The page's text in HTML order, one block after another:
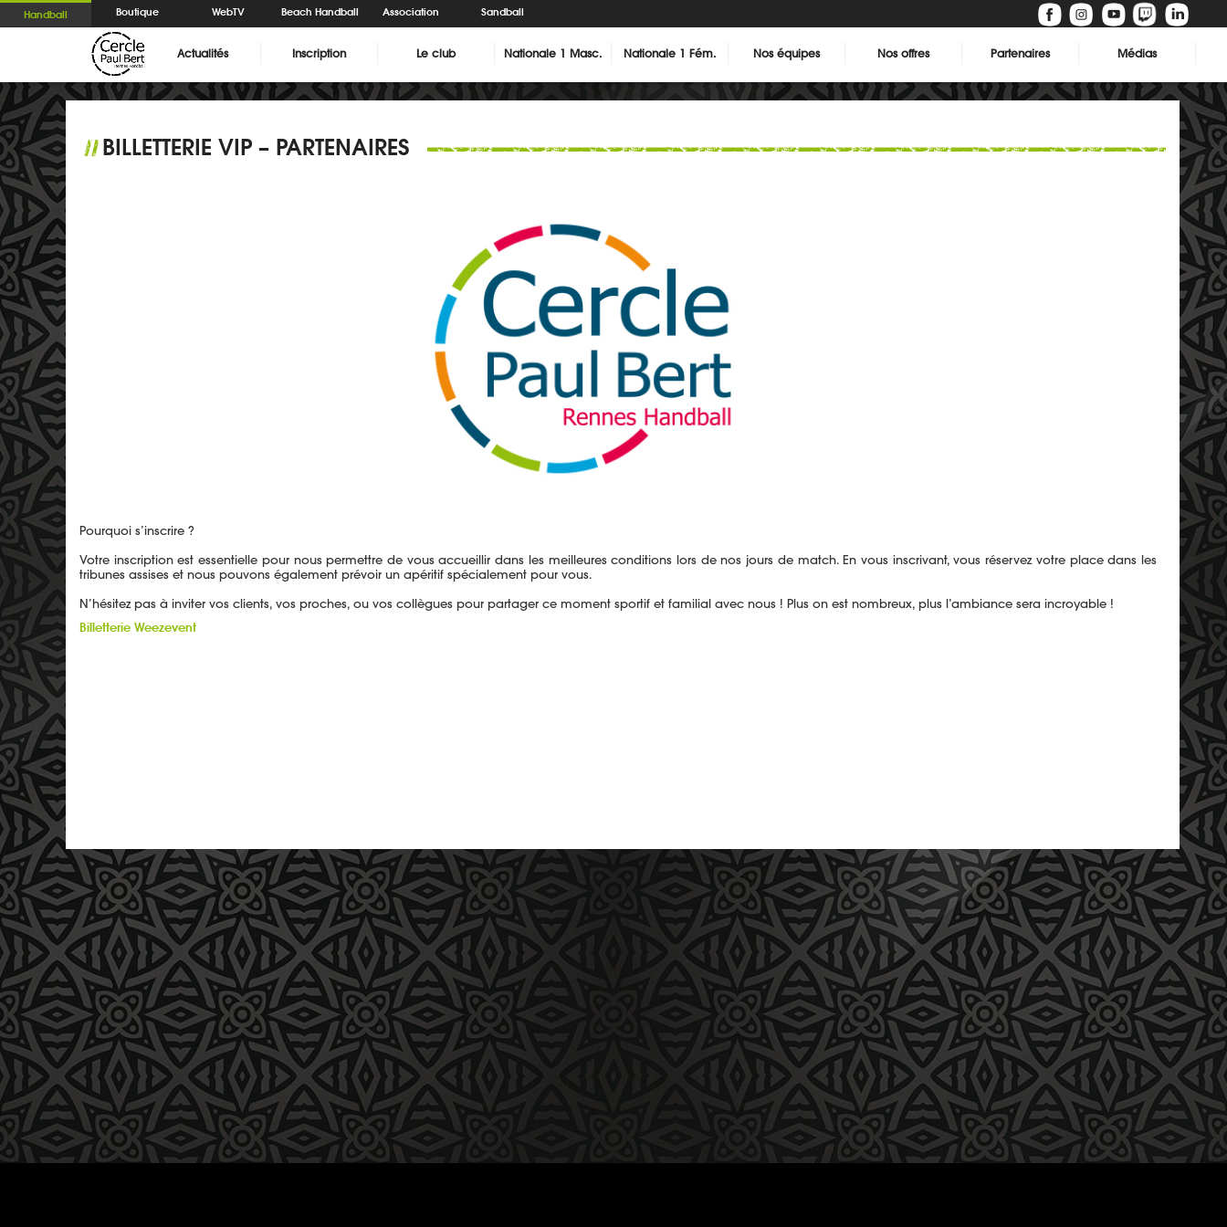
Handball Boutique WebTV Beach Handball Association Sandball
Actualités Inscription Le club Nationale 1 Masc. Nationale 1 Fém. Nos équipes Nos offres Partenaires Médias
//BILLETTERIE VIP – PARTENAIRES
Pourquoi s’inscrire ?
Votre inscription est essentielle pour nous permettre de vous accueillir dans les meilleures conditions lors de nos jours de match. En vous inscrivant, vous réservez votre place dans les
tribunes assises et nous pouvons également prévoir un apéritif spécialement pour vous.
N’hésitez pas à inviter vos clients, vos proches, ou vos collègues pour partager ce moment sportif et familial avec nous ! Plus on est nombreux, plus l’ambiance sera incroyable !
Billetterie Weezevent